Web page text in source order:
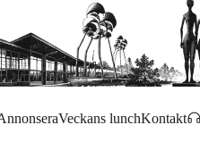
Veckans lunchKontakt